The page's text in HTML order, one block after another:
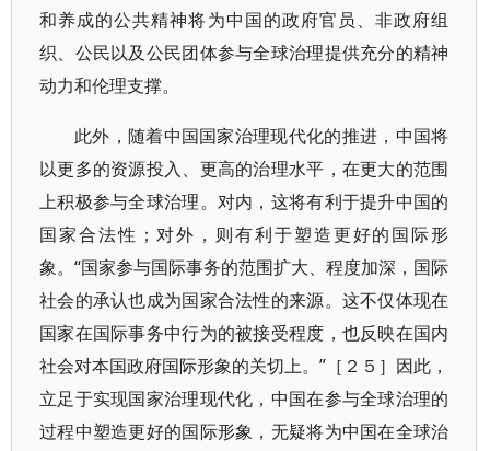
和养成的公共精神将为中国的政府官员、非政府组
织、公民以及公民团体参与全球治理提供充分的精神
动力和伦理支撑。
此外，随着中国国家治理现代化的推进，中国将
以更多的资源投入、更高的治理水平，在更大的范围
上积极参与全球治理。对内，这将有利于提升中国的
国家合法性；对外，则有利于塑造更好的国际形
象。“国家参与国际事务的范围扩大、程度加深，国际
社会的承认也成为国家合法性的来源。这不仅体现在
国家在国际事务中行为的被接受程度，也反映在国内
社会对本国政府国际形象的关切上。”［２５］因此，
立足于实现国家治理现代化，中国在参与全球治理的
过程中塑造更好的国际形象，无疑将为中国在全球治